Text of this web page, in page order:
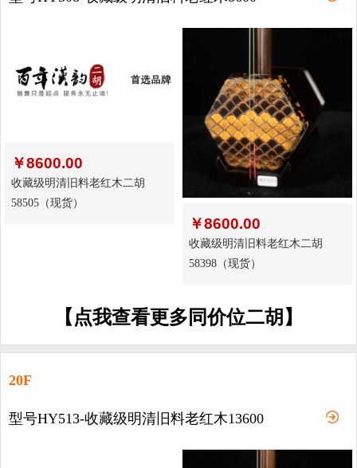
￥8600.00
收藏级明清旧料老红木二胡
58505（现货）
￥8600.00
收藏级明清旧料老红木二胡
58398（现货）
【点我查看更多同价位二胡】
20F
型号HY513-收藏级明清旧料老红木13600